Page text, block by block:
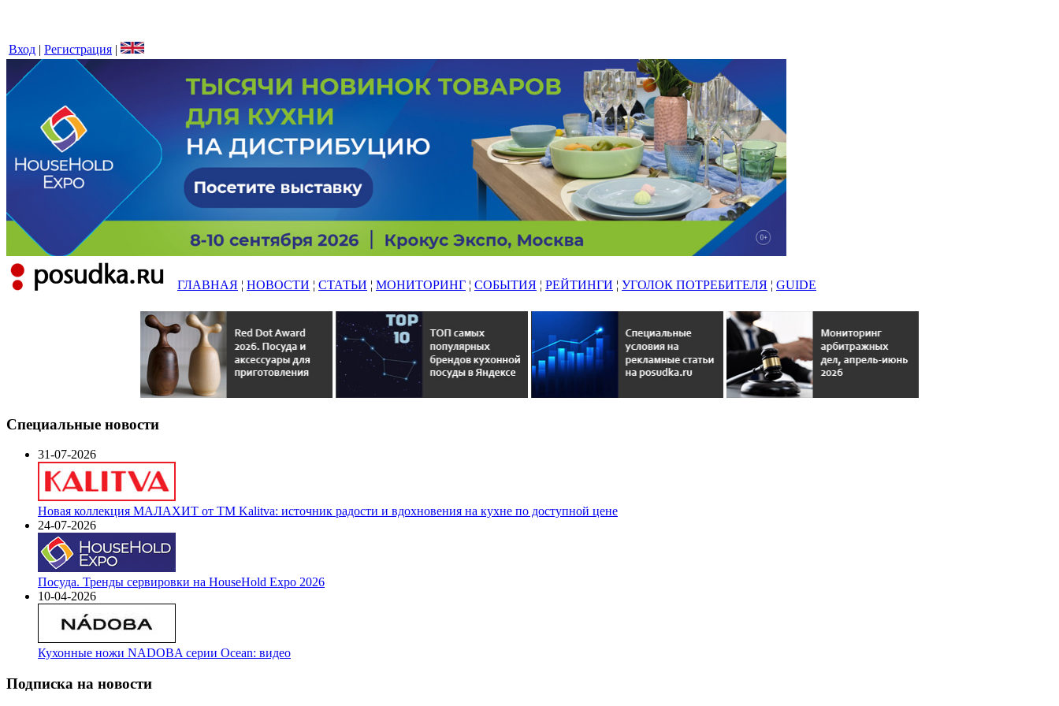
Вход | Регистрация |
ГЛАВНАЯ ¦ НОВОСТИ ¦ СТАТЬИ ¦ МОНИТОРИНГ ¦ СОБЫТИЯ ¦ РЕЙТИНГИ ¦ УГОЛОК ПОТРЕБИТЕЛЯ ¦ GUIDE
Специальные новости
31-07-2026
Новая коллекция МАЛАХИТ от ТМ Kalitva: источник радости и вдохновения на кухне по доступной цене
24-07-2026
Посуда. Тренды сервировки на HouseHold Expo 2026
10-04-2026
Кухонные ножи NADOBA серии Ocean: видео
Подписка на новости